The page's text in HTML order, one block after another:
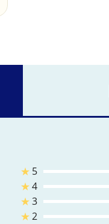
★ 5
★4
★3
★2